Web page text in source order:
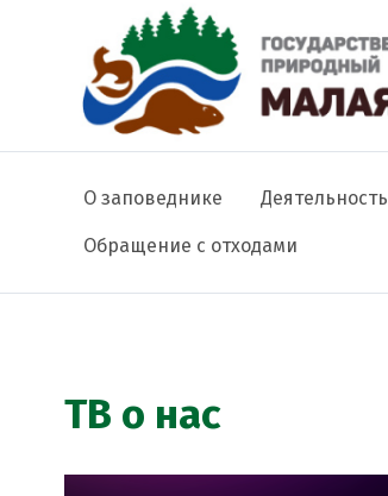
Основная навигация
О заповеднике Деятельность
Обращение с отходами
ТВ о нас